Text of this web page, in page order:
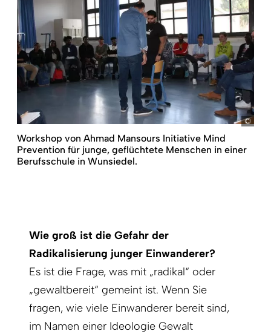
Workshop von Ahmad Mansours Initiative Mind
Prevention für junge, geflüchtete Menschen in einer
Berufsschule in Wunsiedel.
Wie groß ist die Gefahr der
Radikalisierung junger Einwanderer?
Es ist die Frage, was mit „radikal“ oder
„gewaltbereit“ gemeint ist. Wenn Sie
fragen, wie viele Einwanderer bereit sind,
im Namen einer Ideologie Gewalt